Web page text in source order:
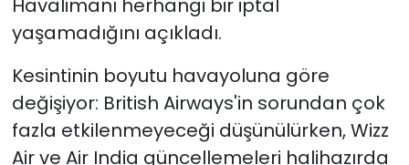
Havalimanı herhangi bir iptal
yaşamadığını açıkladı.
Kesintinin boyutu havayoluna göre
değişiyor: British Airways'in sorundan çok
fazla etkilenmeyeceği düşünülürken, Wizz
Air ve Air India güncellemeleri halihazırda